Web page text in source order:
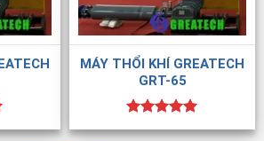
MÁY THỔI KHÍ GREATECH
GRT-65
Được xếp